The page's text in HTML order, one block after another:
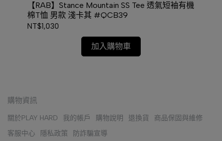
【RAB】Stance Mountain SS Tee 透氣短袖有機
棉T恤 男款 淺卡其 #QCB39
NT$1,030
加入購物車
購物資訊
關於PLAY HARD 我的帳戶 購物說明 退換貨
商品保固與維修
客服中心
隱私政策 防詐騙宣導